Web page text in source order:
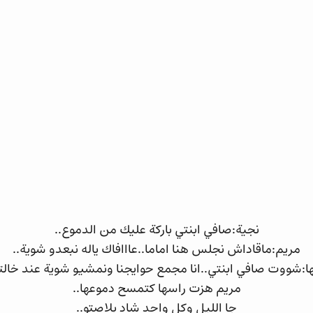
نجية:صافي ابنتي باركة عليك من الدموع..
مريم:ماقاداش نجلس هنا اماما..عااافاك ياله نبعدو شوية..
صافي ابنتي..انا مجمع حوايجنا ونمشيو شوية عند
مريم هزت راسها كتمسح دموعها..
جا الليل وكل واحد شاد بلاصتو..